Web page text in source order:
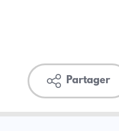
Partager